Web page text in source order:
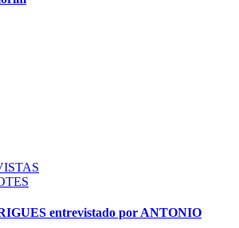
entrevistado por ANTONIO